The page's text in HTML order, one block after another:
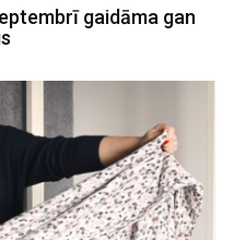
gaidāma gan